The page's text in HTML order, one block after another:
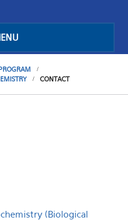
CONTACT
(Biological